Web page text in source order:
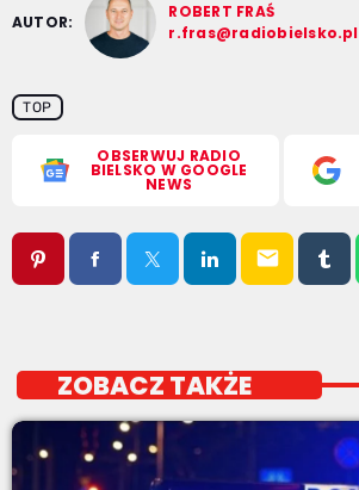
AUTOR:
ROBERT FRAŚ
r.fras@radiobielsko.pl
TOP
OBSERWUJ RADIO
BIELSKO W GOOGLE
NEWS
email
ZOBACZ TAKŻE